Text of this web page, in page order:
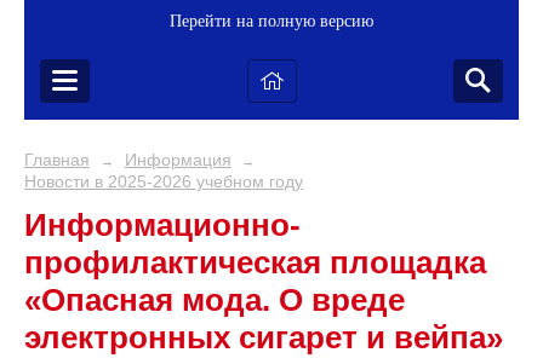
Перейти на полную версию
Главная → Информация →
Новости в 2025-2026 учебном году
Информационно-
профилактическая площадка
«Опасная мода. О вреде
электронных сигарет и вейпа»